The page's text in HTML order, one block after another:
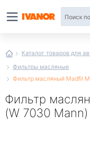
Каталог товаров для
Фильтры масляные
Фильтр масляный Madfil
Фильтр
(W 7030 Mann)